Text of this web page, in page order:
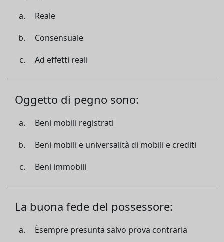
Reale
Consensuale
Ad effetti reali
Oggetto di pegno sono:
Beni mobili registrati
Beni mobili e universalità di mobili e crediti
Beni immobili
La buona fede del possessore:
Èsempre presunta salvo prova contraria